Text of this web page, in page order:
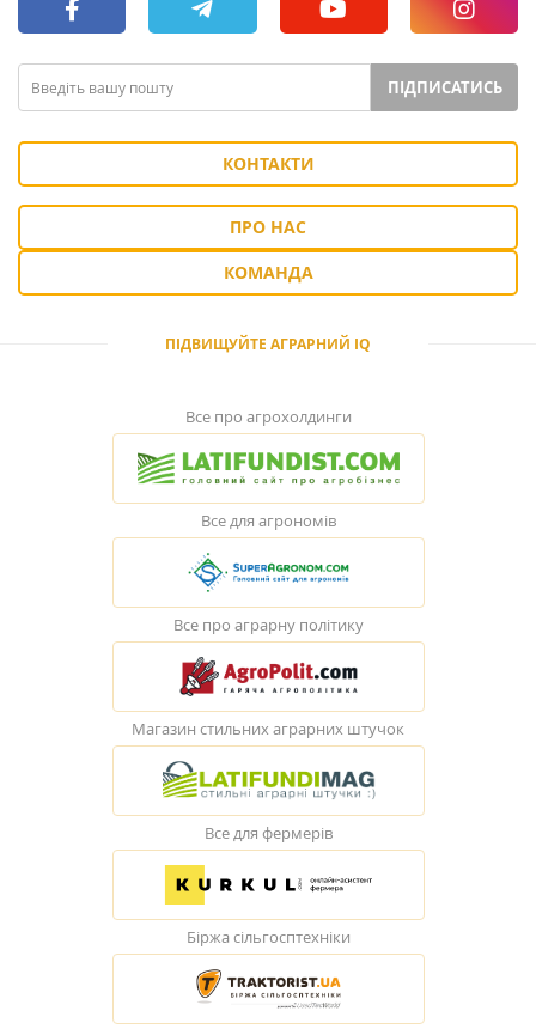
ПІДПИСАТИСЬ
КОНТАКТИ
ПРО НАС
КОМАНДА
ПІДВИЩУЙТЕ АГРАРНИЙ IQ
Все про агрохолдинги
Все для агрономів
Все про аграрну політику
Магазин стильних аграрних штучок
Все для фермерів
Біржа сільгосптехніки